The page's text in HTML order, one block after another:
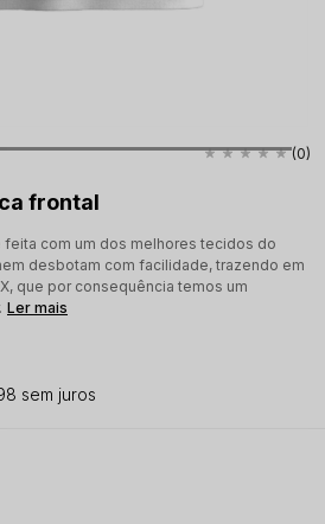
frontal
feita com um dos melhores tecidos do
desbotam com facilidade, trazendo em
que por consequência temos um
Ler mais
(0)
sem juros